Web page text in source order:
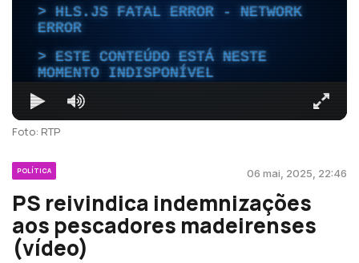
HLS.JS FATAL ERROR - NETWORK
ERROR
ESTE CONTEÚDO ESTÁ NESTE
MOMENTO INDISPONÍVEL
Foto: RTP
POLÍTICA 06 mai, 2025, 22:46
PS reivindica indemnizações
aos pescadores madeirenses
(vídeo)